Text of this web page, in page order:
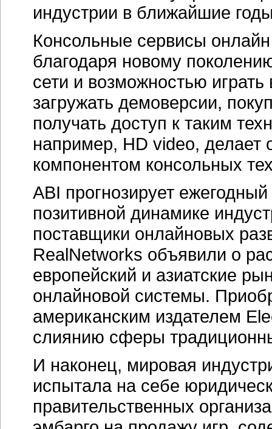
индустрии в ближайшие
Консольные сервисы
благодаря новому
сети и возможностью
загружать демоверсии,
получать доступ к таким
например, HD video,
компонентом консольных
ABI прогнозирует
позитивной динамике
поставщики онлайновых
RealNetworks объявили о
европейский и азиатские
онлайновой системы.
американским издателем
слиянию сферы
И наконец, мировая
испытала на себе
правительственных